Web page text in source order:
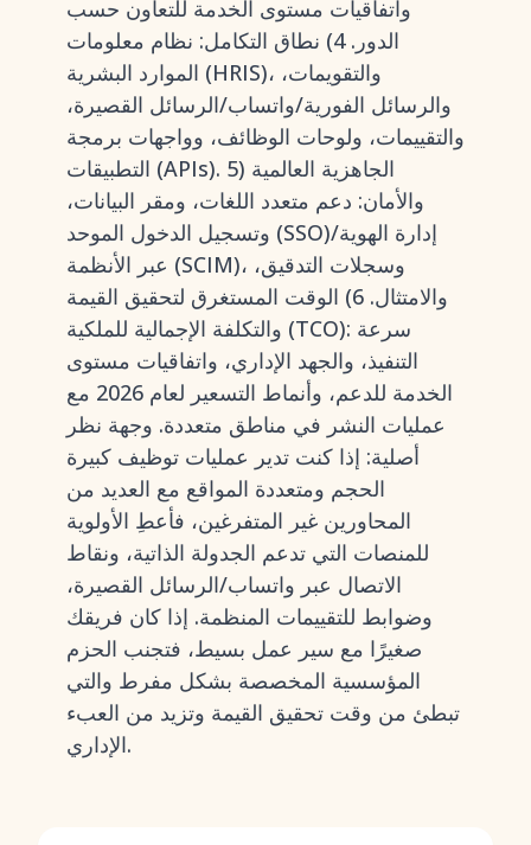
واتفاقيات مستوى الخدمة للتعاون حسب
الدور. 4) نطاق التكامل: نظام معلومات
الموارد البشرية (HRIS)، والتقويمات،
والرسائل الفورية/واتساب/الرسائل القصيرة،
والتقييمات، ولوحات الوظائف، وواجهات برمجة
التطبيقات (APIs). 5) الجاهزية العالمية
والأمان: دعم متعدد اللغات، ومقر البيانات،
وتسجيل الدخول الموحد (SSO)/إدارة الهوية
عبر الأنظمة (SCIM)، وسجلات التدقيق،
والامتثال. 6) الوقت المستغرق لتحقيق القيمة
والتكلفة الإجمالية للملكية (TCO): سرعة
التنفيذ، والجهد الإداري، واتفاقيات مستوى
الخدمة للدعم، وأنماط التسعير لعام 2026 مع
عمليات النشر في مناطق متعددة. وجهة نظر
أصلية: إذا كنت تدير عمليات توظيف كبيرة
الحجم ومتعددة المواقع مع العديد من
المحاورين غير المتفرغين، فأعطِ الأولوية
للمنصات التي تدعم الجدولة الذاتية، ونقاط
الاتصال عبر واتساب/الرسائل القصيرة،
وضوابط للتقييمات المنظمة. إذا كان فريقك
صغيرًا مع سير عمل بسيط، فتجنب الحزم
المؤسسية المخصصة بشكل مفرط والتي
تبطئ من وقت تحقيق القيمة وتزيد من العبء
الإداري.